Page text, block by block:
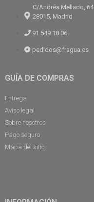
C/Andrés Mellado, 64
28015, Madrid
91 549 18 06
pedidos@fragua.es
GUÍA DE COMPRAS
Entrega
Aviso legal
Sobre nosotros
Pago seguro
Mapa del sitio